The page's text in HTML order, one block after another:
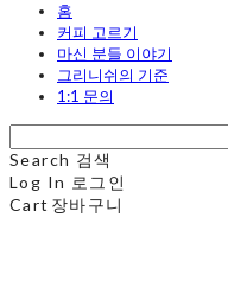
홈
커피 고르기
마신 분들 이야기
그리니쉬의 기준
1:1 문의
Search 검색
Log In 로그인
Cart 장바구니